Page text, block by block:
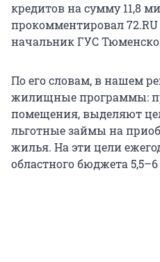
кредитов на сумму 11,8
прокомментировал
начальник ГУС
По его словам, в нашем
жилищные программы:
помещения, выделяют
льготные займы на
жилья. На эти цели
областного бюджета